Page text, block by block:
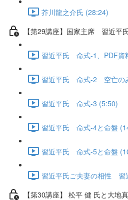
芥川龍之介氏 (28:24)
【第29講座】国家主席 習近平
習近平氏 命式-1、PDF資
習近平氏 命式-2 空亡の
習近平氏 命式-3 (5:50)
習近平氏 命式-4と命盤
習近平氏 命式-5と命盤
習近平氏ご夫妻の相性 習
【第30講座】 松平 健 氏と大地